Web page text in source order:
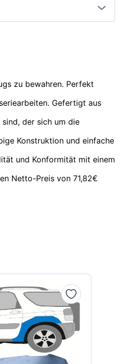
zu bewahren. Perfekt
Gefertigt aus
der sich um die
Konstruktion und einfache
und Konformität mit einem
Netto-Preis von 71,82€